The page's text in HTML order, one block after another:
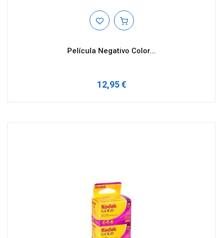
Película Negativo Color...
12,95 €